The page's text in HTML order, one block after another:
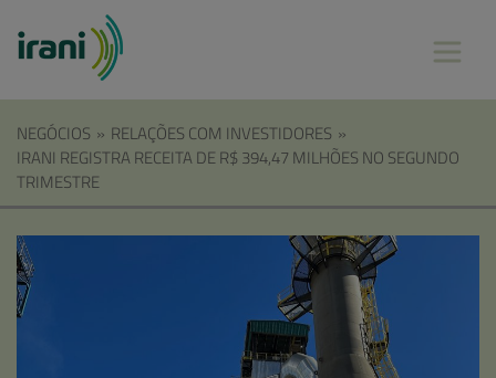
NEGÓCIOS » RELAÇÕES COM INVESTIDORES »
IRANI REGISTRA RECEITA DE R$ 394,47 MILHÕES NO SEGUNDO
TRIMESTRE